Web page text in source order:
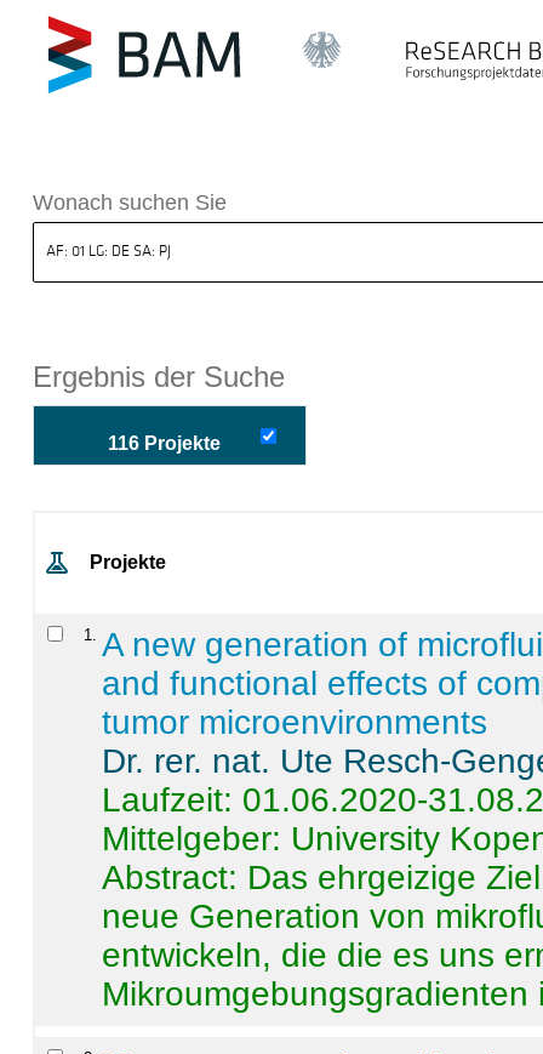
BAM
Wonach suchen Sie
Ergebnis der Suche
116 Projekte
Projekte
1
A new generation of
and functional effects of
tumor microenvironments
Dr. rer. nat. Ute Resch-
Laufzeit: 01.06.2020-
Mittelgeber: University
Abstract: Das ehrgeizige
neue Generation von
entwickeln, die die es uns
Mikroumgebungsgradienten